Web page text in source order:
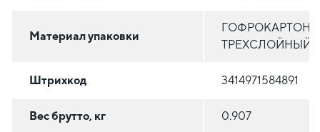
Материал упаковки
ГОФРОКАРТОН
ТРЕХСЛОЙНЫЙ
Штрихкод 3414971584891
Вес брутто, кг 0.907